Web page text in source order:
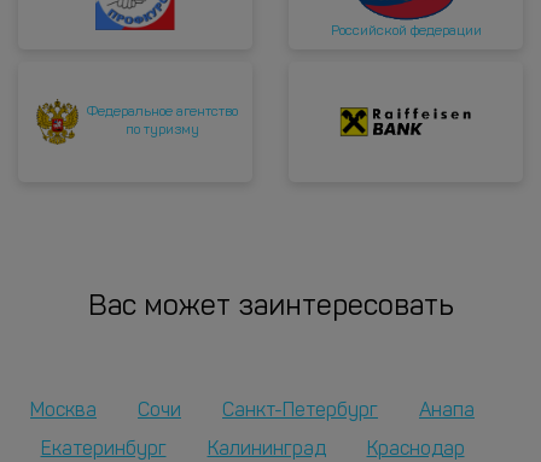
Российской федерации
Федеральное агентство
по туризму
Вас может заинтересовать
Москва Сочи Санкт-Петербург
Анапа
Екатеринбург
Калининград Краснодар